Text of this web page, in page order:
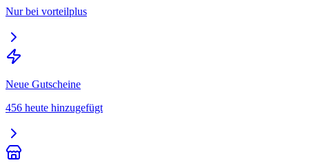
Nur bei vorteilplus
Neue Gutscheine
456 heute hinzugefügt